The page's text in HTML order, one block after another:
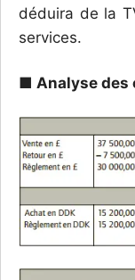
déduira de la
services.
■ Analyse des